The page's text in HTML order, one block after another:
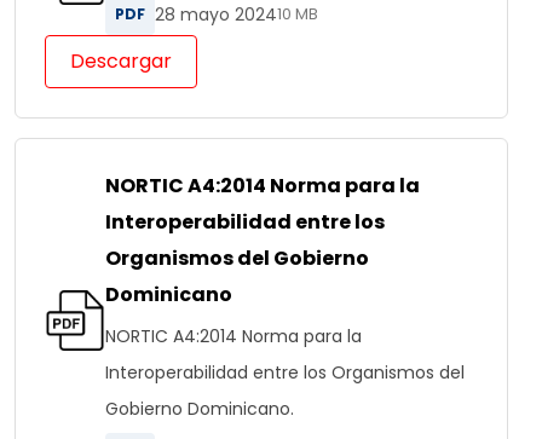
PDF 28 mayo 202410 MB
Descargar
NORTIC A4:2014 Norma para la
Interoperabilidad entre los
Organismos del Gobierno
Dominicano
NORTIC A4:2014 Norma para la
Interoperabilidad entre los Organismos del
Gobierno Dominicano.